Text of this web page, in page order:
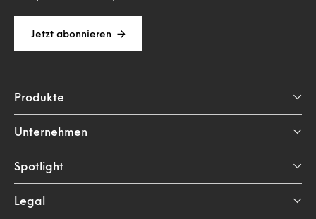
Jetzt abonnieren
Produkte
Unternehmen
Spotlight
Legal